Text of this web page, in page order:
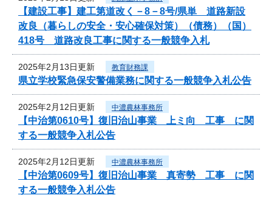
【建設工事】建工第道改く－8－8号/県単 道路新設
改良（暮らしの安全・安心確保対策）（債務）（国）
418号 道路改良工事に関する一般競争入札
2025年2月13日更新 教育財務課
県立学校緊急保安警備業務に関する一般競争入札公告
2025年2月12日更新 中濃農林事務所
【中治第0610号】復旧治山事業 上ミ向 工事 に関
する一般競争入札公告
2025年2月12日更新 中濃農林事務所
【中治第0609号】復旧治山事業 真寄勢 工事 に関
する一般競争入札公告